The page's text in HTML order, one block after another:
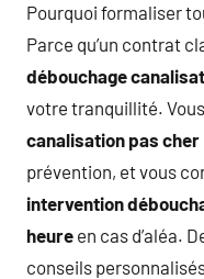
Pourquoi formaliser
Parce qu’un contrat
débouchage
votre tranquillité.
canalisation pas
prévention, et vous
intervention
heure en cas d’aléa.
conseils